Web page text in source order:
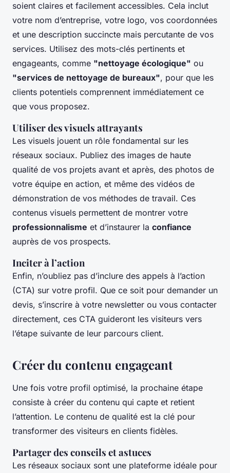
soient claires et facilement accessibles. Cela inclut
votre nom d’entreprise, votre logo, vos coordonnées
et une description succincte mais percutante de vos
services. Utilisez des mots-clés pertinents et
engageants, comme "nettoyage écologique" ou
"services de nettoyage de bureaux", pour que les
clients potentiels comprennent immédiatement ce
que vous proposez.
Utiliser des visuels attrayants
Les visuels jouent un rôle fondamental sur les
réseaux sociaux. Publiez des images de haute
qualité de vos projets avant et après, des photos de
votre équipe en action, et même des vidéos de
démonstration de vos méthodes de travail. Ces
contenus visuels permettent de montrer votre
professionnalisme et d’instaurer la confiance
auprès de vos prospects.
Inciter à l’action
Enfin, n’oubliez pas d’inclure des appels à l’action
(CTA) sur votre profil. Que ce soit pour demander un
devis, s’inscrire à votre newsletter ou vous contacter
directement, ces CTA guideront les visiteurs vers
l’étape suivante de leur parcours client.
Créer du contenu engageant
Une fois votre profil optimisé, la prochaine étape
consiste à créer du contenu qui capte et retient
l’attention. Le contenu de qualité est la clé pour
transformer des visiteurs en clients fidèles.
Partager des conseils et astuces
Les réseaux sociaux sont une plateforme idéale pour